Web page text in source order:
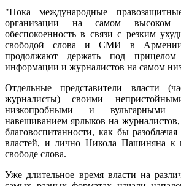
"Пока международные
организации на самом высоком
обеспокоенность в связи с резким
свободой слова и СМИ в
продолжают держать под прицелом
информации и журналистов на самом
Отдельные представители власти
журналисты) своими
низкопробными и вульгарными
навешиванием ярлыков на журналистов,
благовоспитанности, как бы
властей, и лично Никола Пашиняна к
свободе слова.
Уже длительное время власти на